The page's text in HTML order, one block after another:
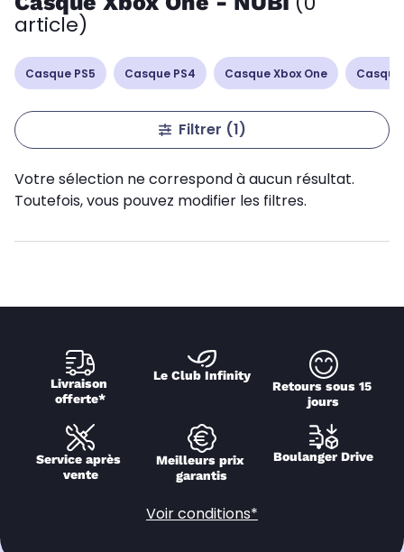
article)
Casque PS5 Casque PS4 Casque Xbox One Casque
Filtrer (1)
Votre sélection ne correspond à aucun résultat.
Toutefois, vous pouvez modifier les filtres.
Livraison
offerte*
Le Club Infinity
Retours sous 15
jours
Service après
vente
Meilleurs prix
garantis
Boulanger Drive
Voir conditions*